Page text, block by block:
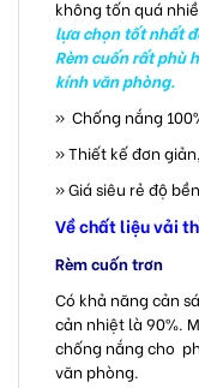
không tốn quá
lựa chọn tốt nhất
Rèm cuốn rất phù
kính văn phòng.
» Chống nắng
» Thiết kế đơn
» Giá siêu rẻ độ
Về chất liệu vải
Rèm cuốn trơn
Có khả năng cản
cản nhiệt là 90%.
chống nắng cho
văn phòng.